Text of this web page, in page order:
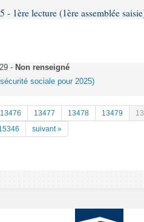
1ère lecture (1ère assemblée
- Non renseigné
sociale pour 2025)
13476 13477 13478 13479
suivant »